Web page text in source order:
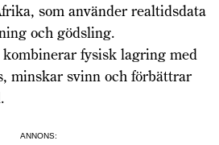
som använder realtidsdata
och gödsling.
fysisk lagring med
minskar svinn och förbättrar
ANNONS: